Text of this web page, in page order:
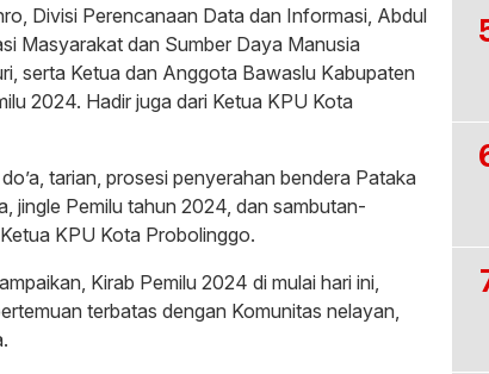
Divisi Perencanaan Data dan Informasi, Abdul
Masyarakat dan Sumber Daya Manusia
serta Ketua dan Anggota Bawaslu Kabupaten
2024. Hadir juga dari Ketua KPU Kota
tarian, prosesi penyerahan bendera Pataka
jingle Pemilu tahun 2024, dan sambutan-
KPU Kota Probolinggo.
Kirab Pemilu 2024 di mulai hari ini,
terbatas dengan Komunitas nelayan,